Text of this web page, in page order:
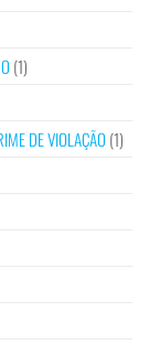
(1)
DE VIOLAÇÃO (1)